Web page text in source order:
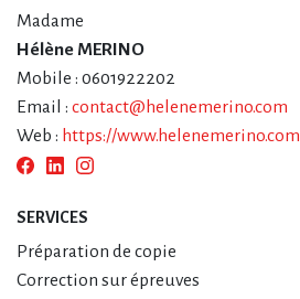
Madame
Hélène MERINO
Mobile : 0601922202
Email : contact@helenemerino.com
Web : https://www.helenemerino.com
SERVICES
Préparation de copie
Correction sur épreuves